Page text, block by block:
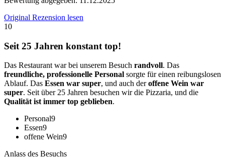
Original Rezension lesen
10
Seit 25 Jahren konstant top!
Das Restaurant war bei unserem Besuch randvoll. Das
freundliche, professionelle Personal sorgte für einen reibungslosen
Ablauf. Das Essen war super, und auch deroffene Wein war
super. Seit über 25 Jahren besuchen wir die Pizzaria, und die
Qualität ist immer top geblieben.
Personal9
Essen9
offene Wein9
Anlass des Besuchs